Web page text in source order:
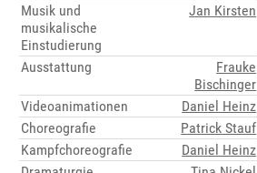
Musik und
musikalische
Einstudierung
Jan Kirsten
Ausstattung
Frauke
Bischinger
Videoanimationen
Daniel Heinz
Choreografie
Patrick Stauf
Kampfchoreografie
Daniel Heinz